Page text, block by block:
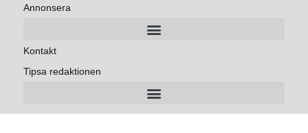
Annonsera
Kontakt
Tipsa redaktionen